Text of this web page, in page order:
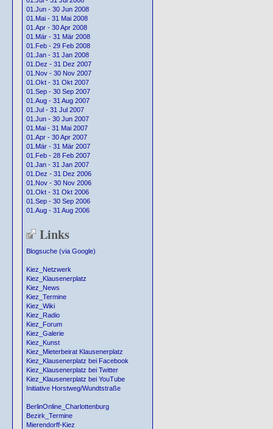
01.Jun - 30 Jun 2008
01.Mai - 31 Mai 2008
01.Apr - 30 Apr 2008
01.Mär - 31 Mär 2008
01.Feb - 29 Feb 2008
01.Jan - 31 Jan 2008
01.Dez - 31 Dez 2007
01.Nov - 30 Nov 2007
01.Okt - 31 Okt 2007
01.Sep - 30 Sep 2007
01.Aug - 31 Aug 2007
01.Jul - 31 Jul 2007
01.Jun - 30 Jun 2007
01.Mai - 31 Mai 2007
01.Apr - 30 Apr 2007
01.Mär - 31 Mär 2007
01.Feb - 28 Feb 2007
01.Jan - 31 Jan 2007
01.Dez - 31 Dez 2006
01.Nov - 30 Nov 2006
01.Okt - 31 Okt 2006
01.Sep - 30 Sep 2006
01.Aug - 31 Aug 2006
Links
Blogsuche (via Google)
Kiez_Netzwerk
Kiez_Klausenerplatz
Kiez_News
Kiez_Termine
Kiez_Wiki
Kiez_Radio
Kiez_Forum
Kiez_Galerie
Kiez_Kunst
Kiez_Mieterbeirat Klausenerplatz
Kiez_Klausenerplatz bei Facebook
Kiez_Klausenerplatz bei Twitter
Kiez_Klausenerplatz bei YouTube
Initiative Horstweg/Wundtstraße
BerlinOnline_Charlottenburg
Bezirk_Termine
Mierendorff-Kiez